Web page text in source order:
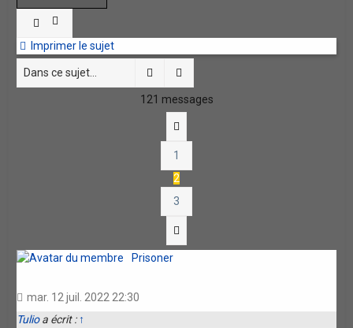
Imprimer le sujet
Rechercher
121 messages
1
2
3
Prisoner
mar. 12 juil. 2022 22:30
Tulioa écrit : ↑